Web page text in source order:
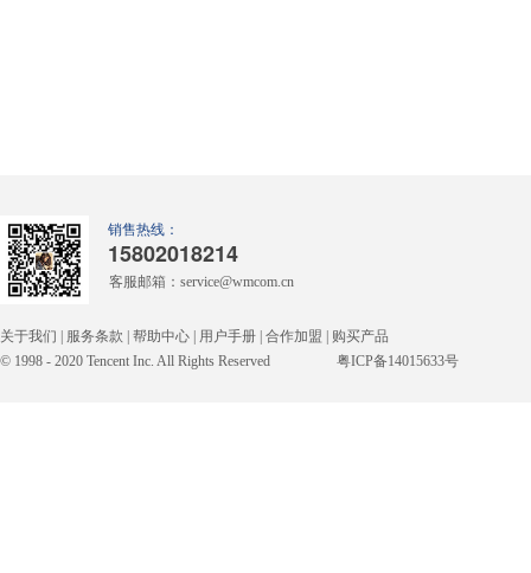
销售热线：
15802018214
客服邮箱： service@wmcom.cn
关于我们 服务条款 帮助中心 用户手册 合作加盟
购买产品
© 1998 - 2020 Tencent Inc. All Rights Reserved
粤ICP备14015633号